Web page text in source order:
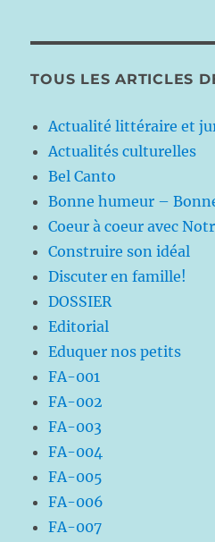
TOUS LES ARTICLES
Actualité littéraire et
Actualités culturelles
Bel Canto
Bonne humeur –
Coeur à coeur avec
Construire son idéal
Discuter en famille!
DOSSIER
Editorial
Eduquer nos petits
FA-001
FA-002
FA-003
FA-004
FA-005
FA-006
FA-007